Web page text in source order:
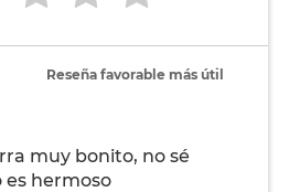
Reseña favorable más útil
muy bonito, no sé
es hermoso